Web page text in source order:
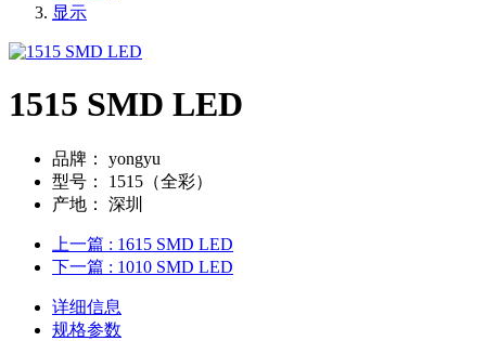
显示
1515 SMD LED
品牌：
yongyu
型号：
1515（全彩）
产地：
深圳
上一篇 : 1615 SMD LED
下一篇 : 1010 SMD LED
详细信息
规格参数